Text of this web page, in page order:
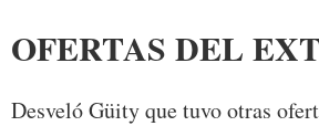
OFERTAS DEL
Desveló Güity que tuvo otras